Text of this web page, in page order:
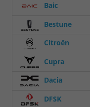
Baic
Bestune
Citroën
Cupra
Dacia
DFSK